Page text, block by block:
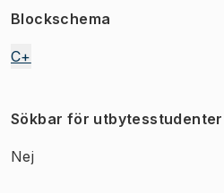
Blockschema
C+
Sökbar för utbytesstudenter
Nej